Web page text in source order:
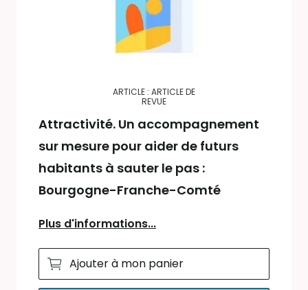
ARTICLE : ARTICLE DE
REVUE
Attractivité. Un accompagnement
sur mesure pour aider de futurs
habitants à sauter le pas :
Bourgogne-Franche-Comté
Plus d'informations...
Ajouter à mon panier